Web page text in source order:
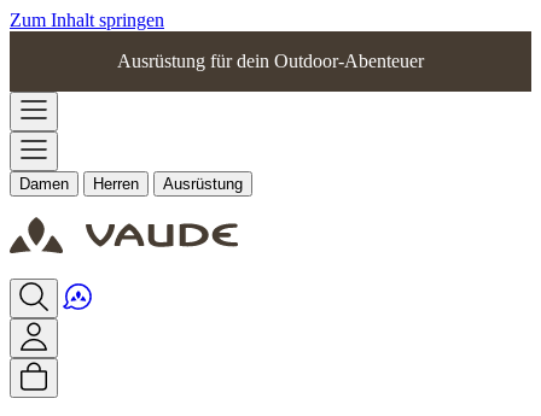
Zum Inhalt springen
Ausrüstung für dein Outdoor-Abenteuer
Damen Herren Ausrüstung